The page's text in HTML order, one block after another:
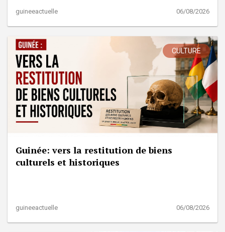
guineeactuelle 06/08/2026
CULTURE
Guinée: vers la restitution de biens
culturels et historiques
guineeactuelle 06/08/2026